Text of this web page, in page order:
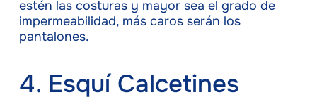
estén las costuras y mayor sea el grado de
impermeabilidad, más caros serán los
pantalones.
4. Esquí Calcetines